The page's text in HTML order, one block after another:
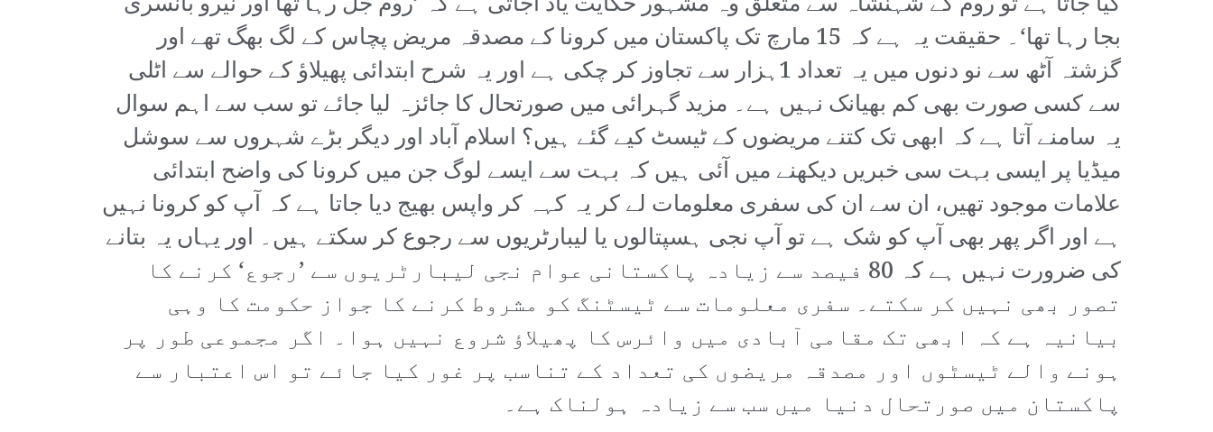
بجا رہا تھا‘۔ حقیقت یہ ہے کہ 15 مارچ تک پاکستان میں کرونا کے مصدقہ مریض پچاس کے لگ بھگ تھے اور
گزشتہ آٹھ سے نو دنوں میں یہ تعداد 1ہزار سے تجاوز کر چکی ہے اور یہ شرح ابتدائی پھیلاؤ کے حوالے سے اٹلی
سے کسی صورت بھی کم بھیانک نہیں ہے۔ مزید گہرائی میں صورتحال کا جائزہ لیا جائے تو سب سے اہم سوال
یہ سامنے آتا ہے کہ ابھی تک کتنے مریضوں کے ٹیسٹ کیے گئے ہیں؟ اسلام آباد اور دیگر بڑے شہروں سے سوشل
میڈیا پر ایسی بہت سی خبریں دیکھنے میں آئی ہیں کہ بہت سے ایسے لوگ جن میں کرونا کی واضح ابتدائی
علامات موجود تھیں، ان سے ان کی سفری معلومات لے کر یہ کہہ کر واپس بھیج دیا جاتا ہے کہ آپ کو کرونا نہیں
ہے اور اگر پھر بھی آپ کو شک ہے تو آپ نجی ہسپتالوں یا لیبارٹریوں سے رجوع کر سکتے ہیں۔ اور یہاں یہ بتانے
کی ضرورت نہیں ہے کہ 80 فیصد سے زیادہ پاکستانی عوام نجی لیبارٹریوں سے ’رجوع‘ کرنے کا
تصور بھی نہیں کر سکتے۔ سفری معلومات سے ٹیسٹنگ کو مشروط کرنے کا جواز حکومت کا وہی
بیانیہ ہے کہ ابھی تک مقامی آبادی میں وائرس کا پھیلاؤ شروع نہیں ہوا۔ اگر مجموعی طور پر
ہونے والے ٹیسٹوں اور مصدقہ مریضوں کی تعداد کے تناسب پر غور کیا جائے تو اس اعتبار سے
پاکستان میں صورتحال دنیا میں سب سے زیادہ ہولناک ہے۔